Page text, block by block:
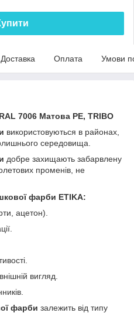
Доставка Оплата Умови
7006 Матова PE, TRIBO
використовуються в районах,
середовища.
добре захищають забарвлену
променів, не
фарби ETIKA:
ацетон).
вигляд.
фарби залежить від типу